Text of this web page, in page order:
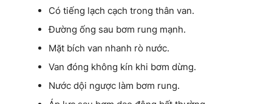
Có tiếng lạch cạch trong thân van.
Đường ống sau bơm rung mạnh.
Mặt bích van nhanh rò nước.
Van đóng không kín khi bơm dừng.
Nước dội ngược làm bơm rung.